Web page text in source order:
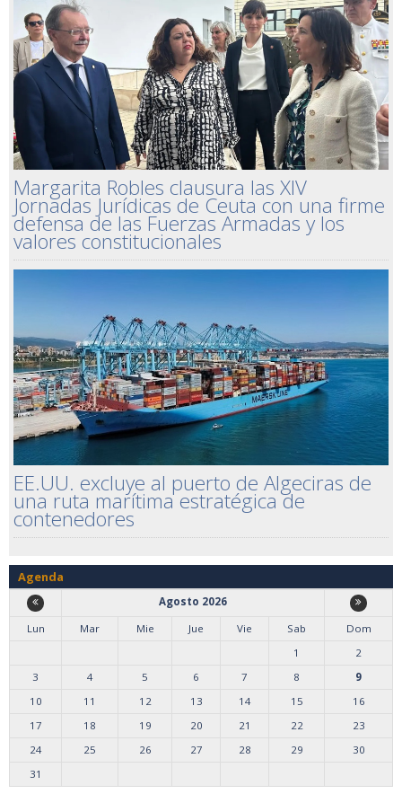
Margarita Robles clausura las XIV
Jornadas Jurídicas de Ceuta con una firme
defensa de las Fuerzas Armadas y los
valores constitucionales
EE.UU. excluye al puerto de Algeciras de
una ruta marítima estratégica de
contenedores
Agenda
Agosto 2026
Lun
Mar Mie Jue Vie Sab
Dom
1
2
3
4 5 6 7 8
9
10
11 12 13 14 15
16
17
18 19 20 21 22
23
24
25 26 27 28 29
30
31